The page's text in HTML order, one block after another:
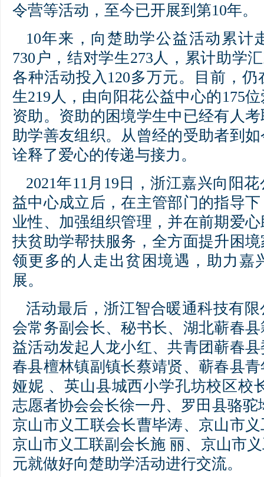
令营等活动，至今已开展到第10年。
10年来，向楚助学公益活动累计
730户，结对学生273人，累计助学
各种活动投入120多万元。目前，
生219人，由向阳花公益中心的175
资助。资助的困境学生中已经有人
助学善友组织。从曾经的受助者到
诠释了爱心的传递与接力。
2021年11月19日，浙江嘉兴向阳
益中心成立后，在主管部门的指导
业性、加强组织管理，并在前期爱
扶贫助学帮扶服务，全方面提升困
领更多的人走出贫困境遇，助力嘉
展。
活动最后，浙江智合暖通科技有
会常务副会长、秘书长、湖北蕲春
益活动发起人龙小红、共青团蕲春
春县檀林镇副镇长蔡靖贤、蕲春县
娅妮 、英山县城西小学孔坊校区校
志愿者协会会长徐一丹、罗田县骆
京山市义工联会长曹毕涛、京山市
京山市义工联副会长施 丽、京山市
元就做好向楚助学活动进行交流。